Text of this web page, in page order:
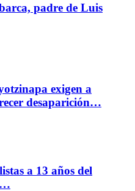
padre de Luis
exigen a
desaparición…
a 13 años del